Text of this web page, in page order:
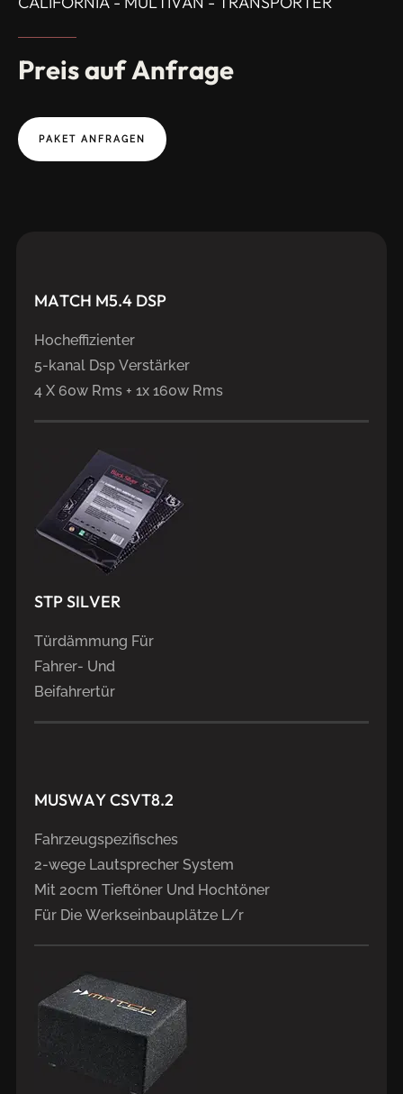
PreisaufAnfrage
PAKET ANFRAGEN
MATCH M5.4 DSP
Hocheffizienter
5-kanal Dsp Verstärker
4 X 60w Rms + 1x 160w Rms
STPSILVER
Türdämmung Für
Fahrer- Und
Beifahrertür
MUSWAYCSVT8.2
Fahrzeugspezifisches
2-wege Lautsprecher System
Mit 20cm Tieftöner Und Hochtöner
Für Die Werkseinbauplätze L/r